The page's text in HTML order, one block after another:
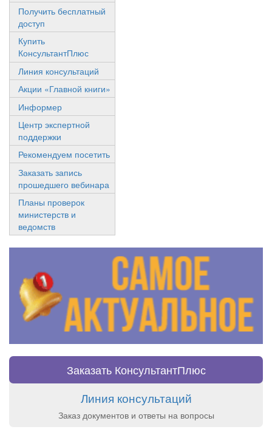
Получить бесплатный
доступ
Купить
КонсультантПлюс
Линия консультаций
Акции «Главной книги»
Информер
Центр экспертной
поддержки
Рекомендуем посетить
Заказать запись
прошедшего вебинара
Планы проверок
министерств и
ведомств
Заказать КонсультантПлюс
Линия консультаций
Заказ документов и ответы на вопросы